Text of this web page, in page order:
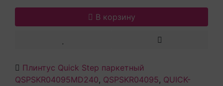
В корзину
Плинтус Quick Step паркетный
QSPSKR04095MD240, QSPSKR04095, QUICK-